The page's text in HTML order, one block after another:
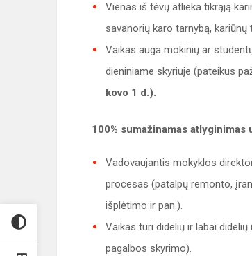
Vienas iš tėvų atlieka tikrąją
savanorių karo tarnybą,
Vaikas auga mokinių ar
dieniniame skyriuje (pateikus
kovo 1 d.).
100% sumažinamas
Vadovaujantis mokyklos
procesas (patalpų remonto,
išplėtimo ir pan.).
Vaikas turi didelių ir labai
pagalbos skyrimo).